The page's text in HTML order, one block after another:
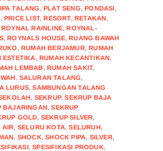
TALANG ,PLAT SENG,PONDASI,
,PRICE LIST,RESORT,RETAKAN,
ROYNAL RAINLINE,ROYNAL-
,ROYNALS HOUSE,RUANG BAWAH
,RUMAH BERJAMUR,RUMAH
ESTETIKA,RUMAH KECANTIKAN,
LEMBAB,RUMAH SAKIT,
, SALURAN TALANG,
LURUS,SAMBUNGAN TALANG
, SEKRUP,SEKRUP BAJA
BAJARINGAN,SEKRUP
GOLD, SEKRUP SILVER,
AIR, SELURU KOTA,SELURUH,
, SHOCK,SHOCK PIPA, SILVER,
,SPESIFIKASI PRODUK,